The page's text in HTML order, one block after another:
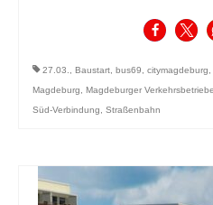
27.03., Baustart, bus69, citymagdeburg,
Magdeburg, Magdeburger Verkehrsbetriebe
Süd-Verbindung, Straßenbahn